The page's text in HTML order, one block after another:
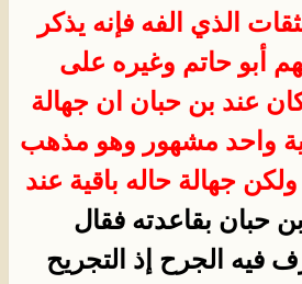
الذي الفه فإنه يذكر
أبو حاتم وغيره على
عند بن حبان ان جهالة
واحد مشهور وهو مذهب
جهالة حاله باقية عند
حبان بقاعدته فقال
فيه الجرح إذ التجريح